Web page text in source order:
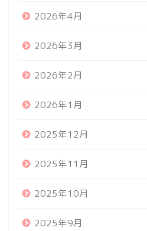
2026年4月
2026年3月
2026年2月
2026年1月
2025年12月
2025年11月
2025年10月
2025年9月